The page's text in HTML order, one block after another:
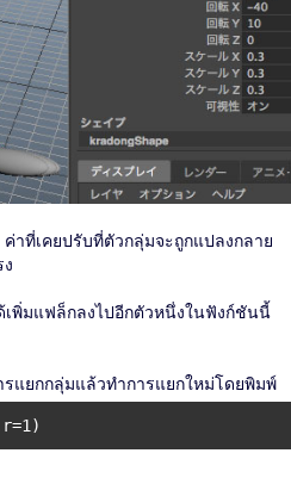
าที่เคยปรับที่ตัวกลุ่มจะถูกแปลงกลาย
พิ่มแฟล็กลงไปอีกตัวหนึ่งในฟังก์ชันนี้
แยกกลุ่มแล้วทำการแยกใหม่โดยพิมพ์